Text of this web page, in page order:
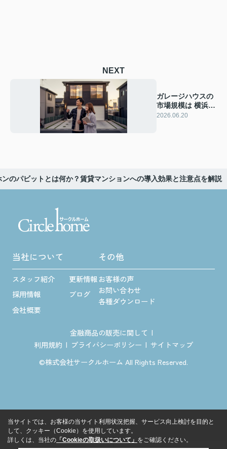
NEXT
ガレージハウスの
市場規模は 横浜市
での将来性と需要
2026.06.20
ンのパビットとは何か？賃貸マンションへの導入効果と注意点を解説
当社について
スタッフ紹介
更新情報
採用情報
ブログ
会社概要
その他
お客様の声
お問い合わせ
各種ダウンロード
金融商品の販売に関して
利用規約
プライバシーポリシー
サイトマップ
©株式会社サークルホーム All Rights Reserved.
当サイトでは、お客様の当サイト利用状況把握、サービス向上検討を目的と
して、クッキー（Cookie）を使用しています。
詳しくは、当社の 「Cookieの取扱いについて」 をご確認ください。